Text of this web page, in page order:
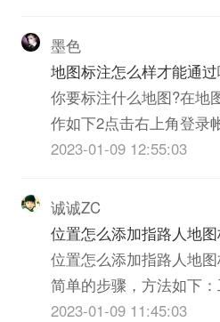
墨色
地图标注怎么样才能通
你要标注什么地图?在地
作如下2点击右上角登录
的“商户免费标注”3填写
否通过。4将你的名称提
3-7个工作日。审核通过
2023-01-09 12:55:03
诚诚ZC
位置怎么添加指路人地
位置怎么添加指路人地
简单的步骤，方法如下
7.0.14、演示手机：
2023-01-09 11:45:03